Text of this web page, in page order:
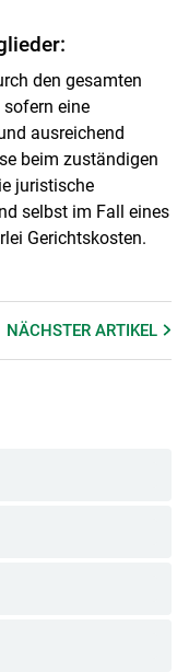
den gesamten
eine
ausreichend
beim zuständigen
juristische
selbst im Fall eines
Gerichtskosten.
NÄCHSTERARTIKEL